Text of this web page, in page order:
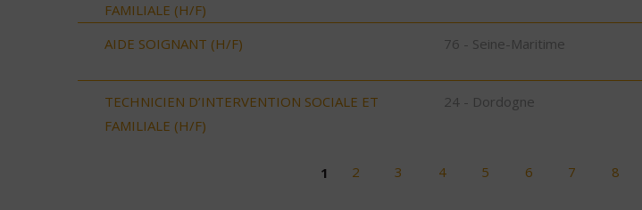
FAMILIALE (H/F)
AIDE SOIGNANT (H/F) 76 - Seine-Maritime
TECHNICIEN D’INTERVENTION SOCIALE ET
FAMILIALE (H/F)
24 - Dordogne
1 2 3 4 5 6 7 8